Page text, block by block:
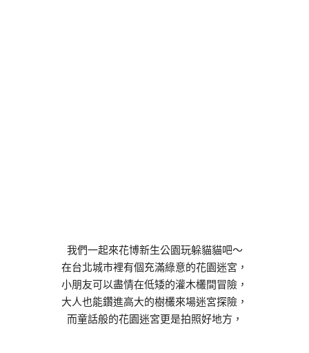
我們一起來花博新生公園玩躲貓貓吧～
在台北城市裡有個充滿綠意的花園迷宮，
小朋友可以盡情在低矮的灌木欉間冒險，
大人也能鑽進高大的樹欉來場迷宮探險，
而童話般的花園迷宮更是拍照好地方，